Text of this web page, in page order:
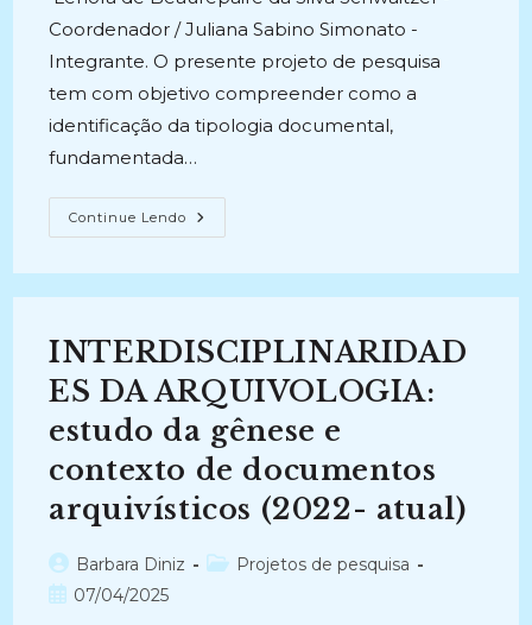
Coordenador / Juliana Sabino Simonato -
Integrante. O presente projeto de pesquisa
tem com objetivo compreender como a
identificação da tipologia documental,
fundamentada…
Continue Lendo A
TIPOLOGIA
APLICADA
DE
ARQUIVOS
(2018
–
Atual)
INTERDISCIPLINARIDAD
ES DA ARQUIVOLOGIA:
estudo da gênese e
contexto de documentos
arquivísticos (2022- atual)
Autor
do
Barbara Diniz
Categoria
Projetos de pesquisa
Post07/04/2025